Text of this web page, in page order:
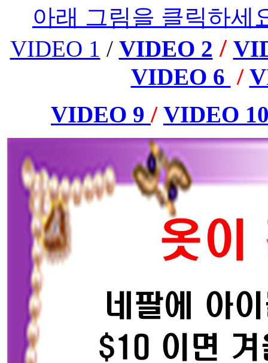
아래 그림을 클릭하세
VIDEO 1 / VIDEO 2 /
VIDEO 6 /
VIDEO 9 / VIDEO